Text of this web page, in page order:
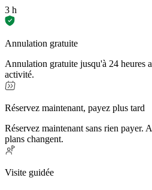
3 h
Annulation gratuite
Annulation gratuite jusqu'à 24 heures
activité.
Réservez maintenant, payez plus tard
Réservez maintenant sans rien payer.
plans changent.
Visite guidée